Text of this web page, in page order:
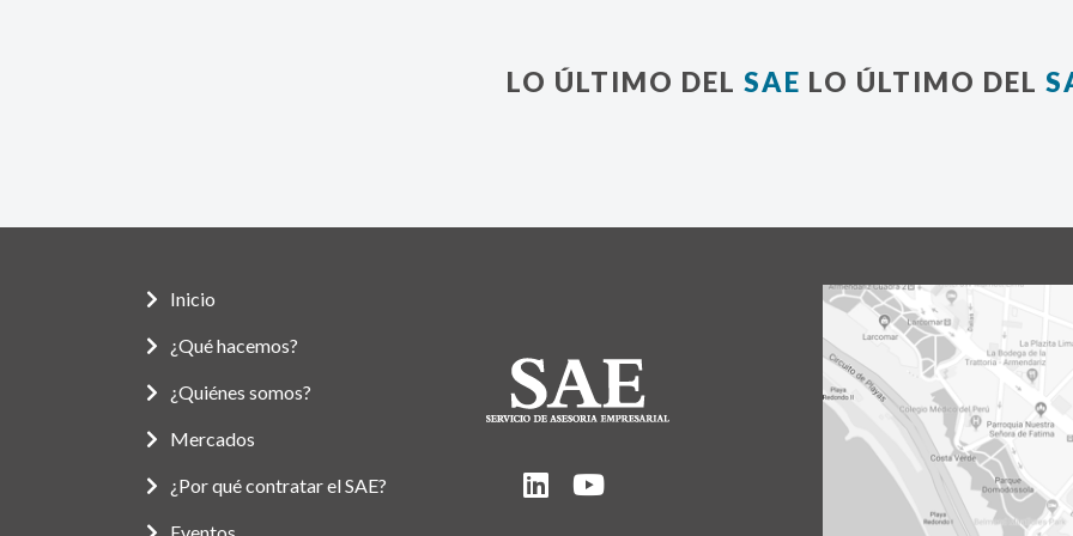
LO ÚLTIMO DEL SAE LO ÚLTIMO DEL
Inicio
¿Qué hacemos?
¿Quiénes somos?
Mercados
¿Por qué contratar el SAE?